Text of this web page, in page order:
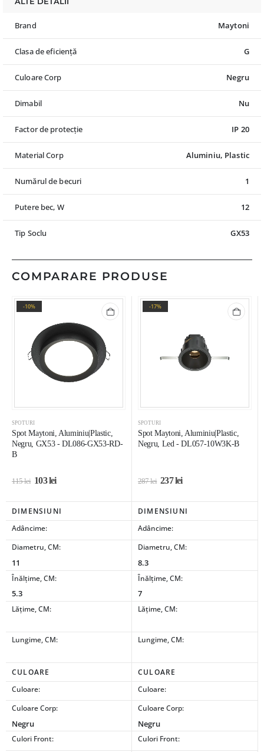
Brand Maytoni
Clasa de eficiență G
Culoare Corp Negru
Dimabil Nu
Factor de protecție IP 20
Material Corp Aluminiu, Plastic
Numărul de becuri 1
Putere bec, W 12
Tip Soclu GX53
COMPARARE PRODUSE
-10%
SPOTURI
Spot Maytoni, Aluminiu|Plastic,
Negru, GX53 - DL086-GX53-RD-
B
115lei 103lei
-17%
SPOTURI
Spot Maytoni, Aluminiu|Plastic,
Negru, Led - DL057-10W3K-B
287lei 237lei
DIMENSIUNI
DIMENSIUNI
Adâncime:
Adâncime:
Diametru, CM:
11
Diametru, CM:
8.3
Înălțime, CM:
5.3
Înălțime, CM:
7
Lățime, CM: Lățime, CM:
Lungime, CM: Lungime, CM:
CULOARE
CULOARE
Culoare:
Culoare:
Culoare Corp:
Negru
Culoare Corp:
Negru
Culori Front:
Culori Front: